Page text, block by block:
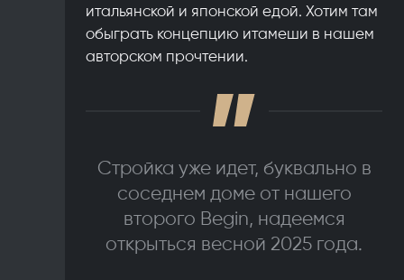
итальянской и японской едой. Хотим там
обыграть концепцию итамеши в нашем
авторском прочтении.
Стройка уже идет, буквально в
соседнем доме от нашего
второго Begin, надеемся
открыться весной 2025 года.